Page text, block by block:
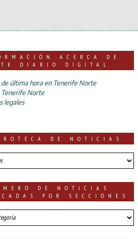
ACERCA DE
DIARIO DIGITAL
última hora en Tenerife Norte
Norte
legales
DE NOTICIAS
DE NOTICIAS
POR SECCIONES